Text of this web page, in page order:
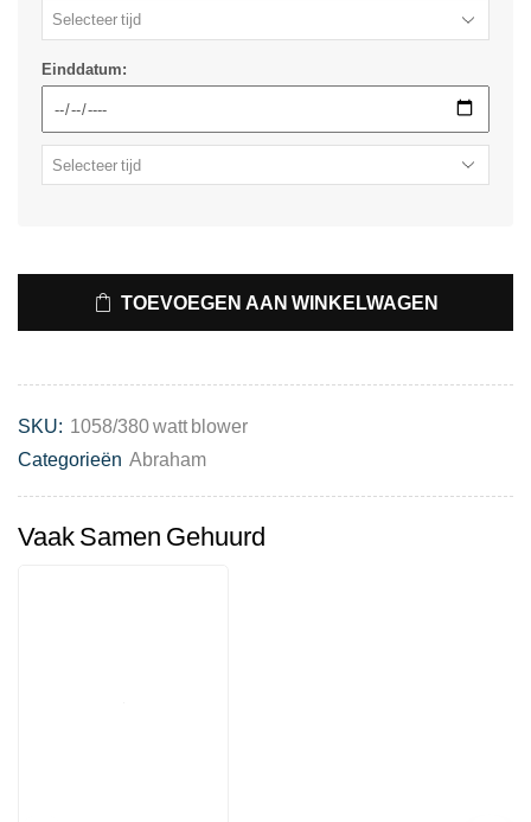
Einddatum:
TOEVOEGEN AAN WINKELWAGEN
SKU: 1058/380 watt blower
Categorieën Abraham
Vaak Samen Gehuurd